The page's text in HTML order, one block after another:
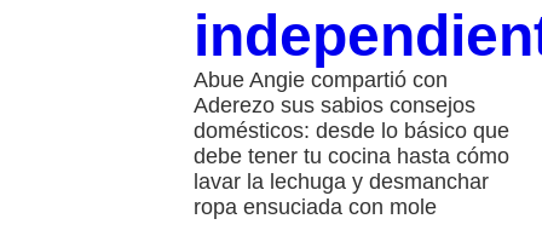
Abue Angie compartió con
Aderezo sus sabios consejos
domésticos: desde lo básico que
debe tener tu cocina hasta cómo
lavar la lechuga y desmanchar
ropa ensuciada con mole